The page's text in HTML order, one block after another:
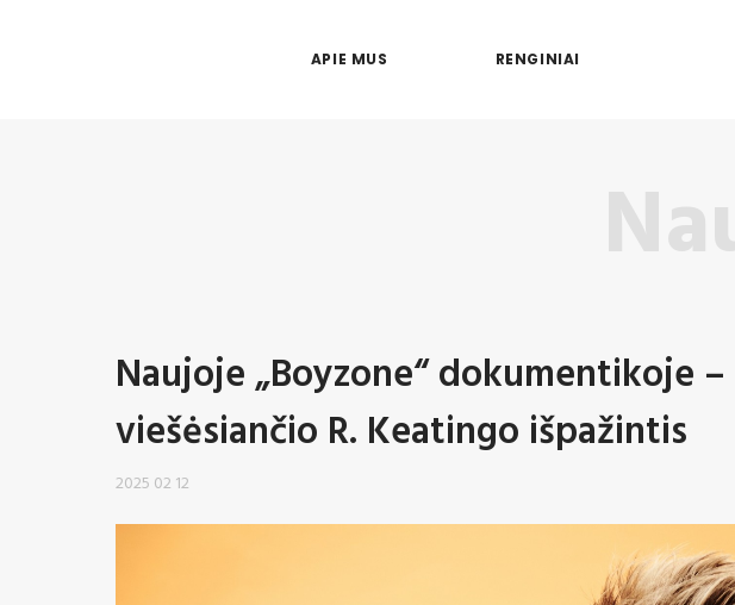
APIE MUS RENGINIAI
Naujoje „Boyzone“ dokumentikoje
viešėsiančio R. Keatingo išpažintis
2025 02 12